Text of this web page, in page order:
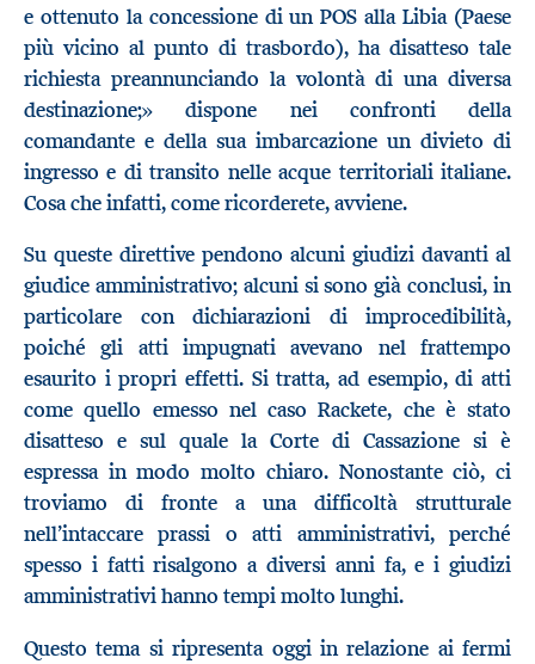
e ottenuto la concessione di un POS alla Libia (Paese
più vicino al punto di trasbordo), ha disatteso tale
richiesta preannunciando la volontà di una diversa
destinazione;» dispone nei confronti della
comandante e della sua imbarcazione un divieto di
ingresso e di transito nelle acque territoriali italiane.
Cosa che infatti, come ricorderete, avviene.
Su queste direttive pendono alcuni giudizi davanti al
giudice amministrativo; alcuni si sono già conclusi, in
particolare con dichiarazioni di improcedibilità,
poiché gli atti impugnati avevano nel frattempo
esaurito i propri effetti. Si tratta, ad esempio, di atti
come quello emesso nel caso Rackete, che è stato
disatteso e sul quale la Corte di Cassazione si è
espressa in modo molto chiaro. Nonostante ciò, ci
troviamo di fronte a una difficoltà strutturale
nell’intaccare prassi o atti amministrativi, perché
spesso i fatti risalgono a diversi anni fa, e i giudizi
amministrativi hanno tempi molto lunghi.
Questo tema si ripresenta oggi in relazione ai fermi